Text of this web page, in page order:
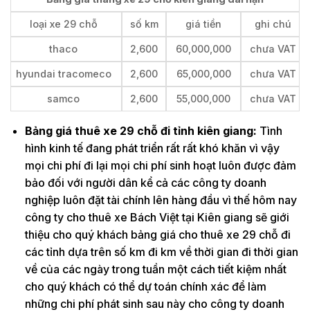
loại xe 29 chỗ số km giá tiền ghi chú
thaco 2,600 60,000,000 chưa VAT
hyundai tracomeco 2,600 65,000,000 chưa VAT
samco 2,600 55,000,000 chưa VAT
Bảng giá thuê xe 29 chỗ đi tỉnh kiên giang: Tình
hình kinh tế đang phát triển rất rất khó khăn vì vậy
mọi chi phí đi lại mọi chi phí sinh hoạt luôn được đảm
bảo đối với người dân kể cả các công ty doanh
nghiệp luôn đặt tài chính lên hàng đầu vì thế hôm nay
công ty cho thuê xe Bách Việt tại Kiên giang sẽ giới
thiệu cho quý khách bảng giá cho thuê xe 29 chỗ đi
các tỉnh dựa trên số km đi km về thời gian đi thời gian
về của các ngày trong tuần một cách tiết kiệm nhất
cho quý khách có thể dự toán chính xác để làm
những chi phí phát sinh sau này cho công ty doanh